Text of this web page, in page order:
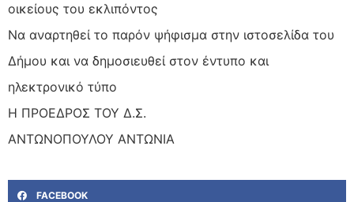
οικείους του εκλιπόντος
Να αναρτηθεί το παρόν ψήφισμα στην ιστοσελίδα του
Δήμου και να δημοσιευθεί στον έντυπο και
ηλεκτρονικό τύπο
Η ΠΡΟΕΔΡΟΣ ΤΟΥ Δ.Σ.
ΑΝΤΩΝΟΠΟΥΛΟΥ ΑΝΤΩΝΙΑ
FACEBOOK